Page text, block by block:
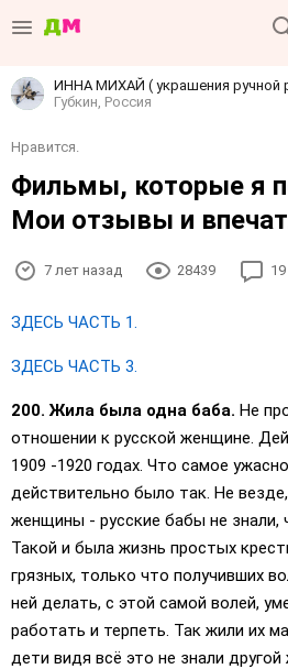
ИННА МИХАЙ ( украшения ручной
Губкин, Россия
Нравится.
Фильмы, которые я
Мои отзывы и
7 лет назад 28439 19
ЗДЕСЬ ЧАСТЬ 1.
ЗДЕСЬ ЧАСТЬ 3.
200. Жила была одна баба. Не
отношении к русской женщине.
1909 -1920 годах. Что самое
действительно было так. Не
женщины - русские бабы не знали,
Такой и была жизнь простых
грязных, только что получивших
ней делать, с этой самой волей,
работать и терпеть. Так жили их
дети видя всё это не знали